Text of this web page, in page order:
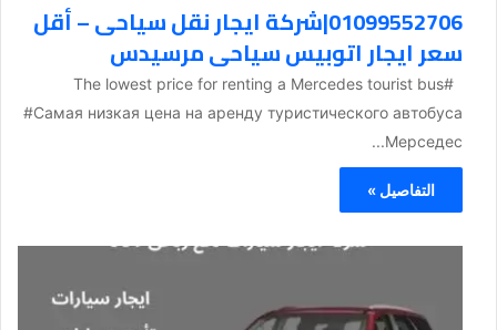
01099552706|شركة ايجار نقل سياحى – أقل
سعر ايجار اتوبيس سياحى مرسيدس
#The lowest price for renting a Mercedes tourist bus
#Самая низкая цена на аренду туристического автобуса
Мерседес...
التفاصيل »